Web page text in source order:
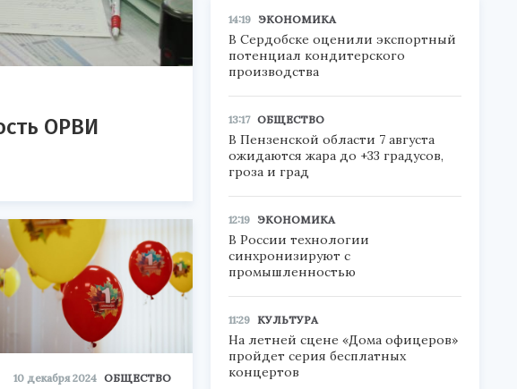
ОРВИ
10 декабря 2024 ОБЩЕСТВО
14:19 ЭКОНОМИКА
В Сердобске оценили экспортный
потенциал кондитерского
производства
13:17 ОБЩЕСТВО
В Пензенской области 7 августа
ожидаются жара до +33 градусов,
гроза и град
12:19 ЭКОНОМИКА
В России технологии
синхронизируют с
промышленностью
11:29 КУЛЬТУРА
На летней сцене «Дома офицеров»
пройдет серия бесплатных
концертов